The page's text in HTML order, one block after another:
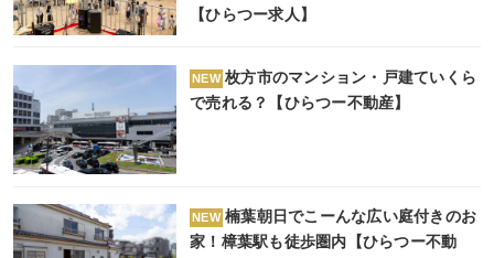
【ひらつー求人】
NEW 枚方市のマンション・戸建ていくら
で売れる？【ひらつー不動産】
NEW 楠葉朝日でこーんな広い庭付きのお
家！樟葉駅も徒歩圏内【ひらつー不動